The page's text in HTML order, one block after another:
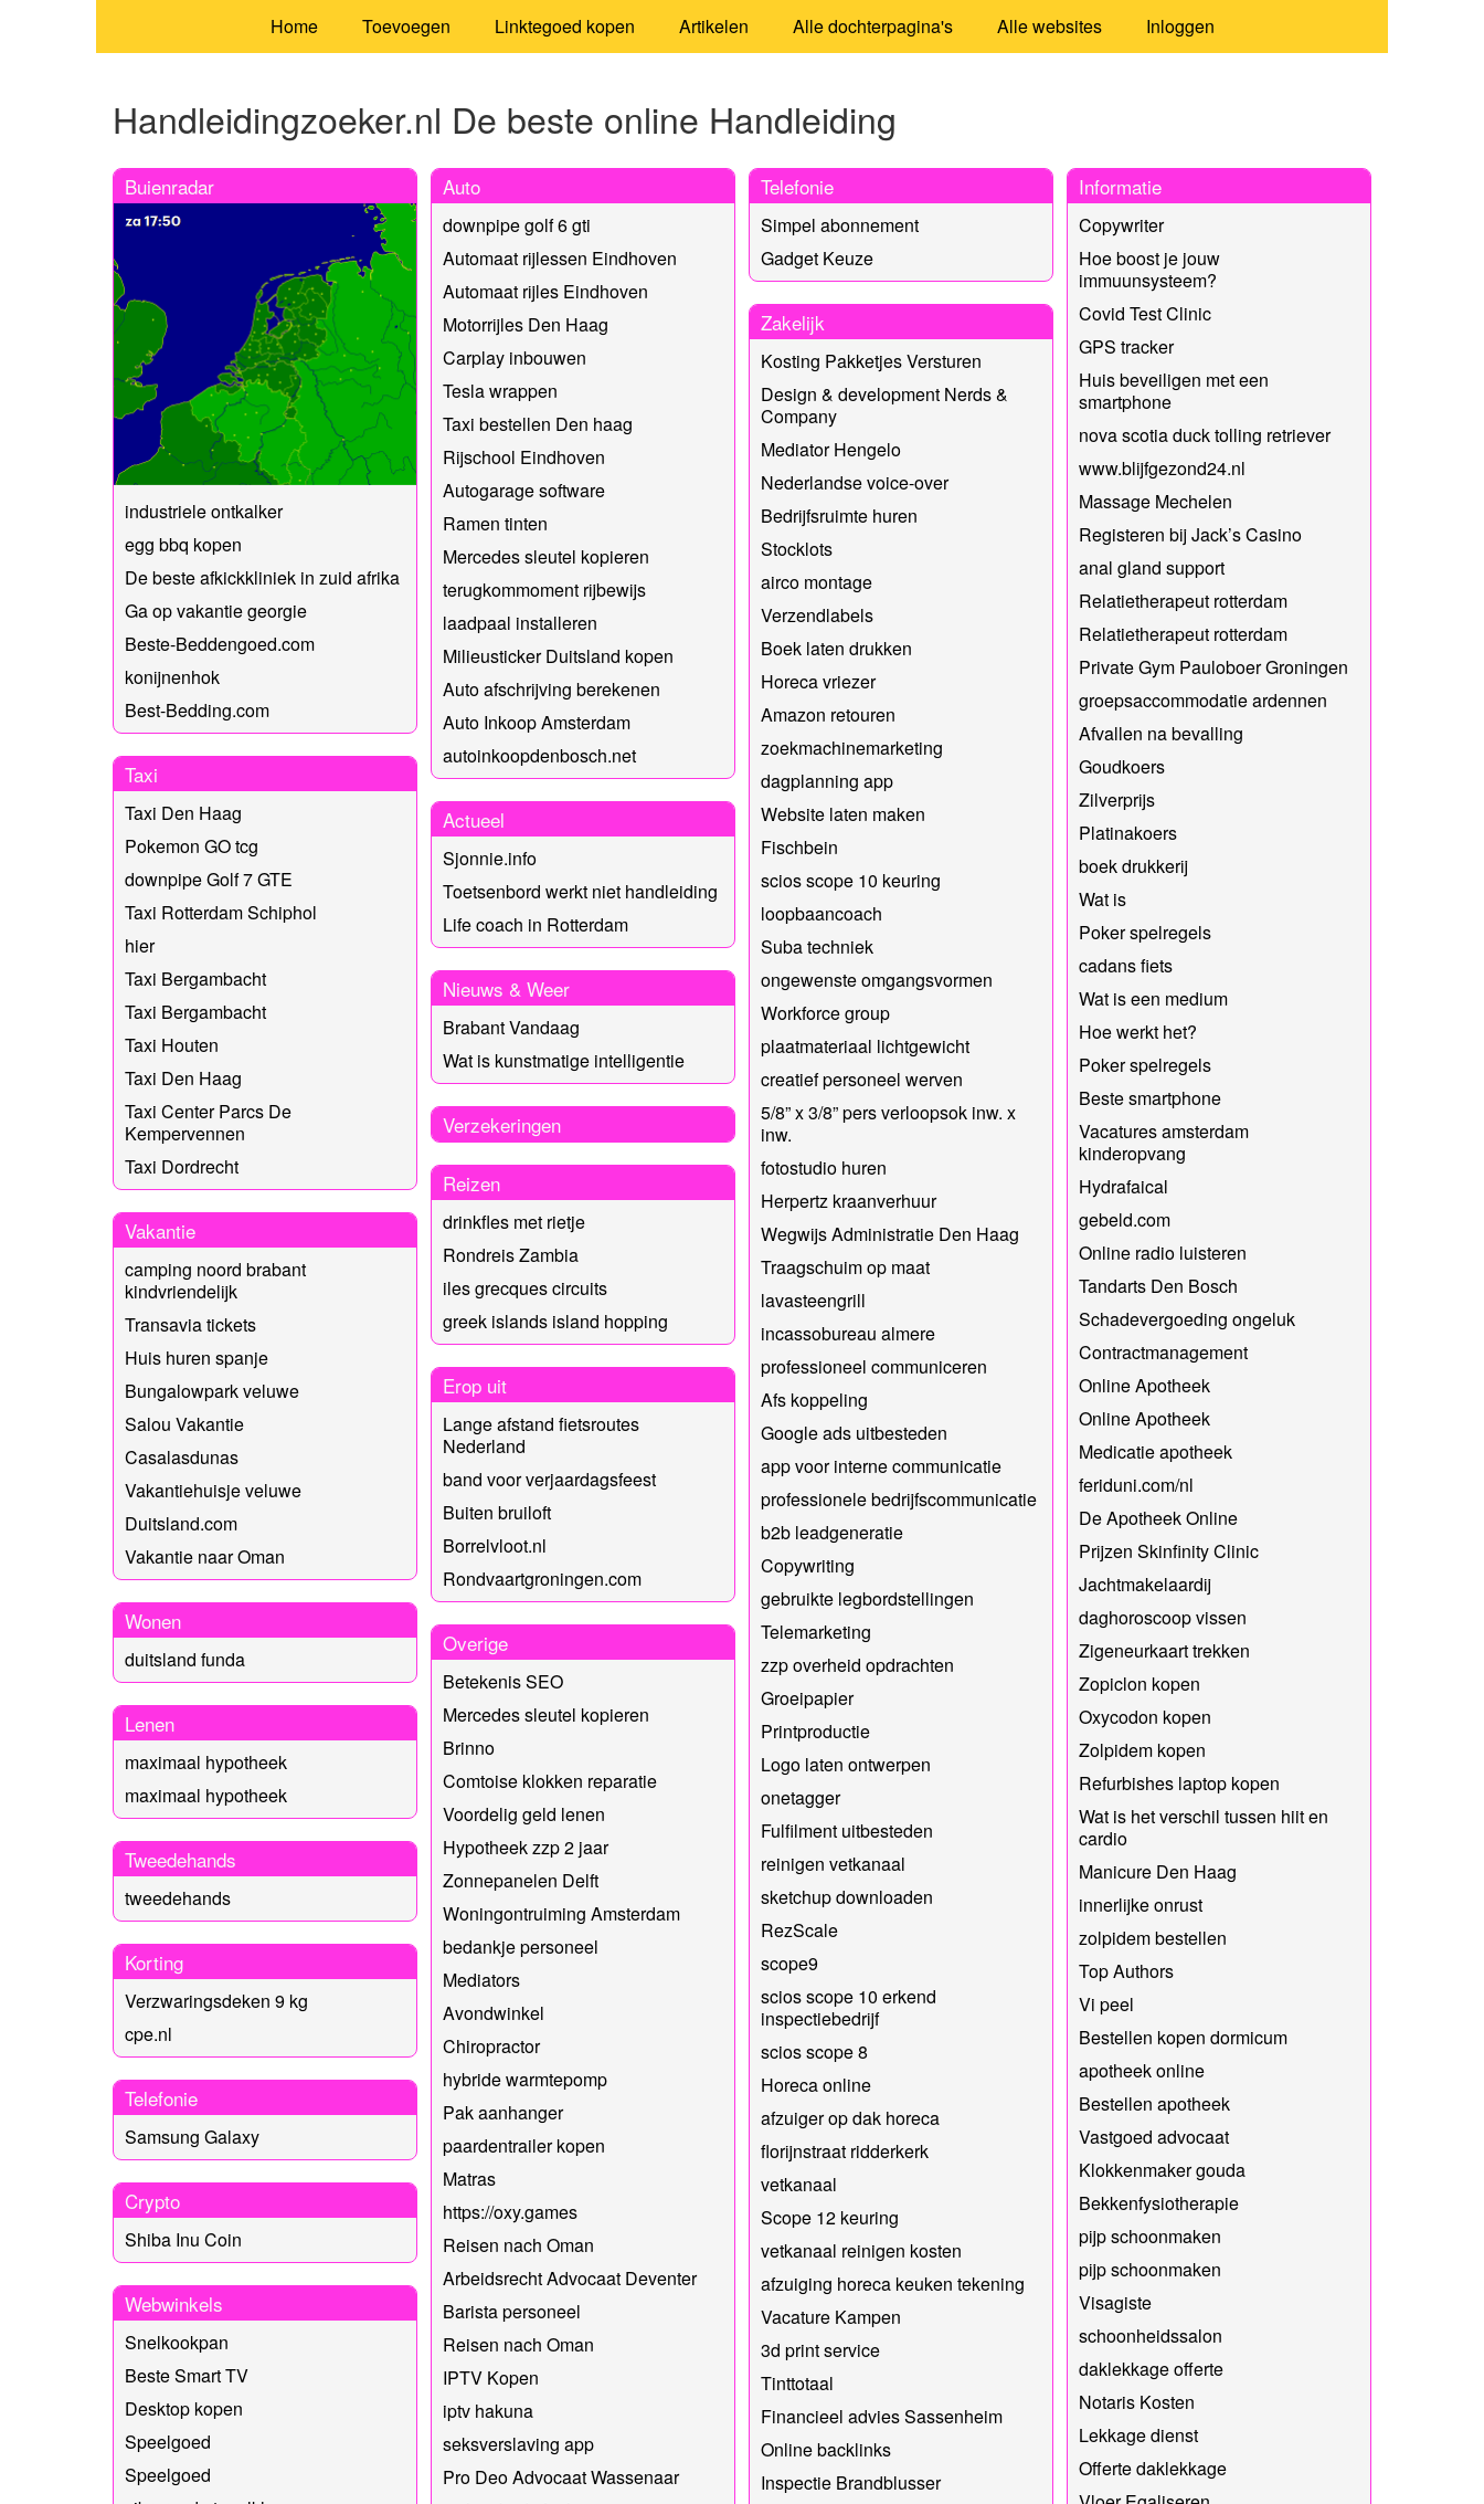
Home Toevoegen Linktegoed kopen Artikelen Alle dochterpagina's Alle websites Inloggen
Handleidingzoeker.nl De beste online Handleiding
Buienradar
industriele ontkalker
egg bbq kopen
De beste afkickkliniek in zuid afrika
Ga op vakantie georgie
Beste-Beddengoed.com
konijnenhok
Best-Bedding.com
Taxi
Taxi Den Haag
Pokemon GO tcg
downpipe Golf 7 GTE
Taxi Rotterdam Schiphol
hier
Taxi Bergambacht
Taxi Bergambacht
Taxi Houten
Taxi Den Haag
Taxi Center Parcs De
Kempervennen
Taxi Dordrecht
Vakantie
camping noord brabant
kindvriendelijk
Transavia tickets
Huis huren spanje
Bungalowpark veluwe
Salou Vakantie
Casalasdunas
Vakantiehuisje veluwe
Duitsland.com
Vakantie naar Oman
Wonen
duitsland funda
Lenen
maximaal hypotheek
maximaal hypotheek
Tweedehands
tweedehands
Korting
Verzwaringsdeken 9 kg
cpe.nl
Telefonie
Samsung Galaxy
Crypto
Shiba Inu Coin
Webwinkels
Snelkookpan
Beste Smart TV
Desktop kopen
Speelgoed
Speelgoed
Auto
downpipe golf 6 gti
Automaat rijlessen Eindhoven
Automaat rijles Eindhoven
Motorrijles Den Haag
Carplay inbouwen
Tesla wrappen
Taxi bestellen Den haag
Rijschool Eindhoven
Autogarage software
Ramen tinten
Mercedes sleutel kopieren
terugkommoment rijbewijs
laadpaal installeren
Milieusticker Duitsland kopen
Auto afschrijving berekenen
Auto Inkoop Amsterdam
autoinkoopdenbosch.net
Actueel
Sjonnie.info
Toetsenbord werkt niet handleiding
Life coach in Rotterdam
Nieuws & Weer
Brabant Vandaag
Wat is kunstmatige intelligentie
Verzekeringen
Reizen
drinkfles met rietje
Rondreis Zambia
iles grecques circuits
greek islands island hopping
Erop uit
Lange afstand fietsroutes
Nederland
band voor verjaardagsfeest
Buiten bruiloft
Borrelvloot.nl
Rondvaartgroningen.com
Overige
Betekenis SEO
Mercedes sleutel kopieren
Brinno
Comtoise klokken reparatie
Voordelig geld lenen
Hypotheek zzp 2 jaar
Zonnepanelen Delft
Woningontruiming Amsterdam
bedankje personeel
Mediators
Avondwinkel
Chiropractor
hybride warmtepomp
Pak aanhanger
paardentrailer kopen
Matras
https://oxy.games
Reisen nach Oman
Arbeidsrecht Advocaat Deventer
Barista personeel
Reisen nach Oman
IPTV Kopen
iptv hakuna
seksverslaving app
Pro Deo Advocaat Wassenaar
Telefonie
Simpel abonnement
Gadget Keuze
Zakelijk
Kosting Pakketjes Versturen
Design & development Nerds &
Company
Mediator Hengelo
Nederlandse voice-over
Bedrijfsruimte huren
Stocklots
airco montage
Verzendlabels
Boek laten drukken
Horeca vriezer
Amazon retouren
zoekmachinemarketing
dagplanning app
Website laten maken
Fischbein
scios scope 10 keuring
loopbaancoach
Suba techniek
ongewenste omgangsvormen
Workforce group
plaatmateriaal lichtgewicht
creatief personeel werven
5/8” x 3/8” pers verloopsok inw. x
inw.
fotostudio huren
Herpertz kraanverhuur
Wegwijs Administratie Den Haag
Traagschuim op maat
lavasteengrill
incassobureau almere
professioneel communiceren
Afs koppeling
Google ads uitbesteden
app voor interne communicatie
professionele bedrijfscommunicatie
b2b leadgeneratie
Copywriting
gebruikte legbordstellingen
Telemarketing
zzp overheid opdrachten
Groeipapier
Printproductie
Logo laten ontwerpen
onetagger
Fulfilment uitbesteden
reinigen vetkanaal
sketchup downloaden
RezScale
scope9
scios scope 10 erkend
inspectiebedrijf
scios scope 8
Horeca online
afzuiger op dak horeca
florijnstraat ridderkerk
vetkanaal
Scope 12 keuring
vetkanaal reinigen kosten
afzuiging horeca keuken tekening
Vacature Kampen
3d print service
Tinttotaal
Financieel advies Sassenheim
Online backlinks
Inspectie Brandblusser
Informatie
Copywriter
Hoe boost je jouw
immuunsysteem?
Covid Test Clinic
GPS tracker
Huis beveiligen met een
smartphone
nova scotia duck tolling retriever
www.blijfgezond24.nl
Massage Mechelen
Registeren bij Jack’s Casino
anal gland support
Relatietherapeut rotterdam
Relatietherapeut rotterdam
Private Gym Pauloboer Groningen
groepsaccommodatie ardennen
Afvallen na bevalling
Goudkoers
Zilverprijs
Platinakoers
boek drukkerij
Wat is
Poker spelregels
cadans fiets
Wat is een medium
Hoe werkt het?
Poker spelregels
Beste smartphone
Vacatures amsterdam
kinderopvang
Hydrafaical
gebeld.com
Online radio luisteren
Tandarts Den Bosch
Schadevergoeding ongeluk
Contractmanagement
Online Apotheek
Online Apotheek
Medicatie apotheek
feriduni.com/nl
De Apotheek Online
Prijzen Skinfinity Clinic
Jachtmakelaardij
daghoroscoop vissen
Zigeneurkaart trekken
Zopiclon kopen
Oxycodon kopen
Zolpidem kopen
Refurbishes laptop kopen
Wat is het verschil tussen hiit en
cardio
Manicure Den Haag
innerlijke onrust
zolpidem bestellen
Top Authors
Vi peel
Bestellen kopen dormicum
apotheek online
Bestellen apotheek
Vastgoed advocaat
Klokkenmaker gouda
Bekkenfysiotherapie
pijp schoonmaken
pijp schoonmaken
Visagiste
schoonheidssalon
daklekkage offerte
Notaris Kosten
Lekkage dienst
Offerte daklekkage